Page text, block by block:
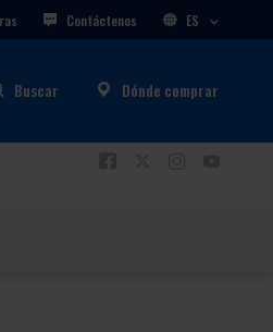
Contáctenos ES
Buscar Dónde comprar